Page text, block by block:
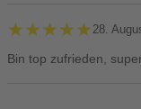
★★★★★
★★★★★ 28.
Bin top zufrieden,